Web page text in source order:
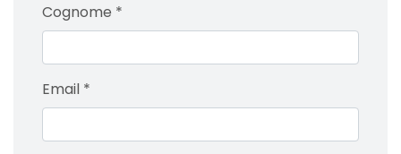
Cognome *
Email *